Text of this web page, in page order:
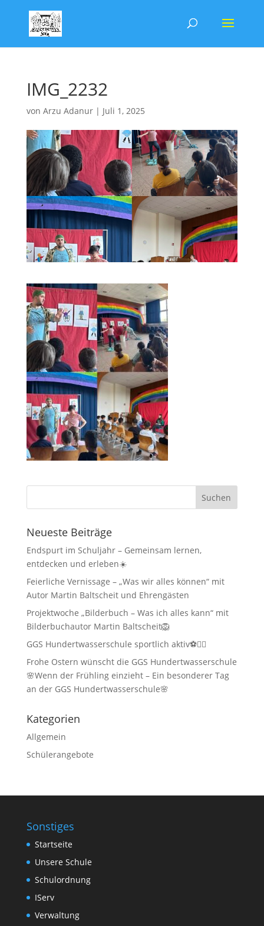
IMG_2232
von Arzu Adanur| Juli 1, 2025
Neueste Beiträge
Endspurt im Schuljahr – Gemeinsam lernen,
entdecken und erleben☀️
Feierliche Vernissage – „Was wir alles können“ mit
Autor Martin Baltscheit und Ehrengästen
Projektwoche „Bilderbuch – Was ich alles kann“ mit
Bilderbuchautor Martin Baltscheit🦁
GGS Hundertwasserschule sportlich aktiv⚽🏃‍♂️
Frohe Ostern wünscht die GGS Hundertwasserschule
🌸Wenn der Frühling einzieht – Ein besonderer Tag
an der GGS Hundertwasserschule🌸
Kategorien
Allgemein
Schülerangebote
Sonstiges
Startseite
Unsere Schule
Schulordnung
IServ
Verwaltung